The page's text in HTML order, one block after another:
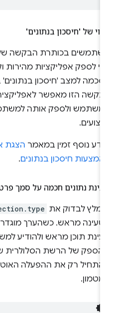
של 'חיסכון בנתונים'
בכותרת הבקשה של
לספק אפליקציות מהירות
למצב 'חיסכון בנתונים'
הזו מאפשר לאפליקציה
ולספק אותה
נוסף זמין במאמרהצגת
חיסכון בנתונים.
נתונים חכמה על סמך פרטי
לבדוק את
מראש. כשהערך מוגדר ל-
תוכן מראש ולהודיע
של הרשת הסלולרית
רק את ההפעלה